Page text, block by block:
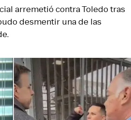
arremetió contra Toledo tras
desmentir una de las